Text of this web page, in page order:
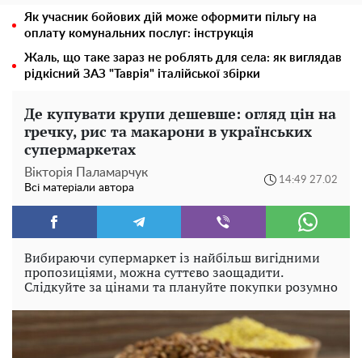
Як учасник бойових дій може оформити пільгу на
оплату комунальних послуг: інструкція
Жаль, що таке зараз не роблять для села: як виглядав
рідкісний ЗАЗ "Таврія" італійської збірки
Де купувати крупи дешевше: огляд цін на
гречку, рис та макарони в українських
супермаркетах
Вікторія Паламарчук
Всі матеріали автора
14:49 27.02
Вибираючи супермаркет із найбільш вигідними
пропозиціями, можна суттєво заощадити.
Слідкуйте за цінами та плануйте покупки розумно